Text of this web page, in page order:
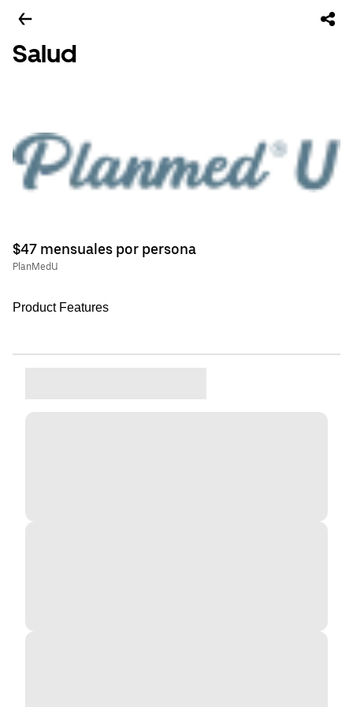
Salud
$47 mensuales por persona
PlanMedU
Product Features